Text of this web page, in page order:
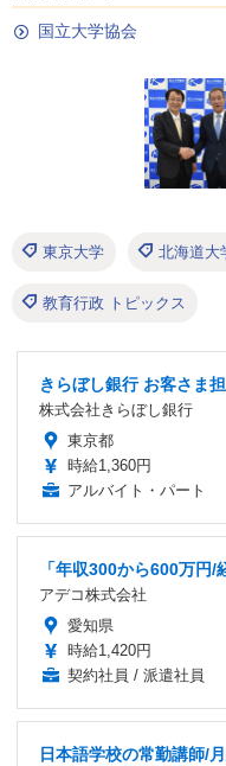
国立大学協会
東京大学 北海道大
教育行政 トピックス
きらぼし銀行 お客さま
株式会社きらぼし銀行
東京都
時給1,360円
アルバイト・パート
「年収300から600万円
アデコ株式会社
愛知県
時給1,420円
契約社員 / 派遣社員
日本語学校の常勤講師/